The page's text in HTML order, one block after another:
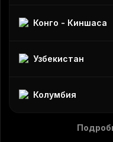
Конго - Киншаса
Узбекистан
Колумбия